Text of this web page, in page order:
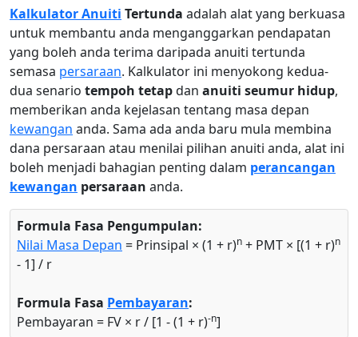
Kalkulator Anuiti Tertunda adalah alat yang berkuasa
untuk membantu anda menganggarkan pendapatan
yang boleh anda terima daripada anuiti tertunda
semasa persaraan. Kalkulator ini menyokong kedua-
dua senario tempoh tetapdan anuiti seumur hidup,
memberikan anda kejelasan tentang masa depan
kewangan anda. Sama ada anda baru mula membina
dana persaraan atau menilai pilihan anuiti anda, alat ini
boleh menjadi bahagian penting dalam perancangan
kewangan persaraan anda.
Formula Fasa Pengumpulan:
Nilai Masa Depan = Prinsipal × (1 + r)n + PMT × [(1 + r)n
- 1] / r
Formula Fasa Pembayaran:
Pembayaran = FV × r / [1 - (1 + r)-n]